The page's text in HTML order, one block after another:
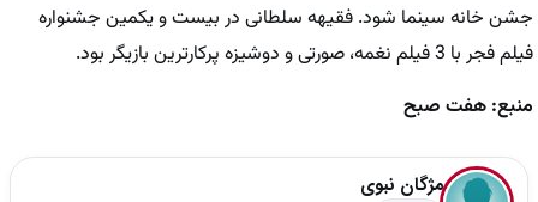
جشن خانه سینما شود. فقیهه سلطانی در بیست و یکمین جشنواره
فیلم فجر با 3 فیلم نغمه، صورتی و دوشیزه پرکارترین بازیگر بود.
منبع: هفت صبح
مژگان نبوی